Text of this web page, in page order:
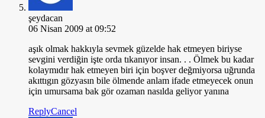
şeydacan
06 Nisan 2009 at 09:52
aşık olmak hakkıyla sevmek güzelde hak etmeyen biriyse
sevgini verdiğin işte orda tıkanıyor insan. . . Ölmek bu kadar
kolaymıdır hak etmeyen biri için boşver değmiyorsa uğrunda
akıttıgın gözyasın bile ölmende anlam ifade etmeyecek onun
için umursama bak gör ozaman nasılda geliyor yanına
ReplyCancel